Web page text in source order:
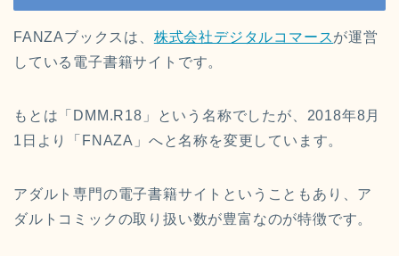
FANZAブックスは、 株式会社デジタルコマースが運営
している電子書籍サイトです。
もとは「DMM.R18」という名称でしたが、2018年8月
1日より「FNAZA」へと名称を変更しています。
アダルト専門の電子書籍サイトということもあり、ア
ダルトコミックの取り扱い数が豊富なのが特徴です。